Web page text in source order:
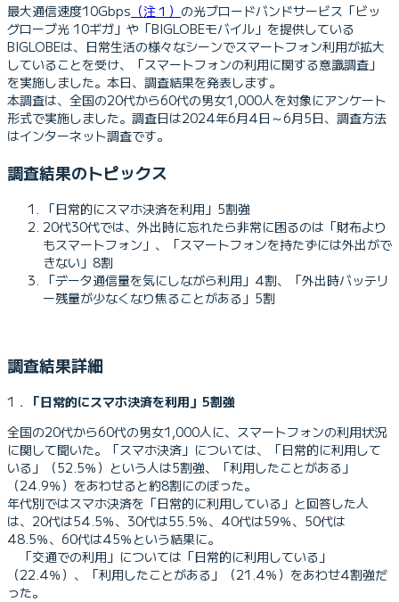
最大通信速度10Gbps （注１） の光ブロードバンドサービス「ビッ
グローブ光 10ギガ」や「BIGLOBEモバイル」を提供している
BIGLOBEは、日常生活の様々なシーンでスマートフォン利用が拡大
していることを受け、「スマートフォンの利用に関する意識調査」
を実施しました。本日、調査結果を発表します。
本調査は、全国の20代から60代の男女1,000人を対象にアンケート
形式で実施しました。調査日は2024年6月4日～6月5日、調査方法
はインターネット調査です。
調査結果のトピックス
「日常的にスマホ決済を利用」5割強
20代30代では、外出時に忘れたら非常に困るのは「財布より
もスマートフォン」、「スマートフォンを持たずには外出がで
きない」8割
「データ通信量を気にしながら利用」4割、「外出時バッテリ
ー残量が少なくなり焦ることがある」5割
調査結果詳細
1．
「日常的にスマホ決済を利用」5割強
全国の20代から60代の男女1,000人に、スマートフォンの利用状況
に関して聞いた。「スマホ決済」については、「日常的に利用して
いる」（52.5％）という人は5割強、「利用したことがある」
（24.9％）をあわせると約8割にのぼった。
年代別ではスマホ決済を「日常的に利用している」と回答した人
は、20代は54.5％、30代は55.5％、40代は59％、50代は
48.5％、60代は45％という結果に。
「交通での利用」については「日常的に利用している」
（22.4％）、「利用したことがある」（21.4％）をあわせ4割強だ
った。